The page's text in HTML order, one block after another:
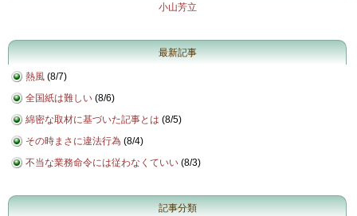
小山芳立
最新記事
熱風 (8/7)
全国紙は難しい (8/6)
綿密な取材に基づいた記事とは (8/5)
その時まさに違法行為 (8/4)
不当な業務命令には従わなくていい (8/3)
記事分類